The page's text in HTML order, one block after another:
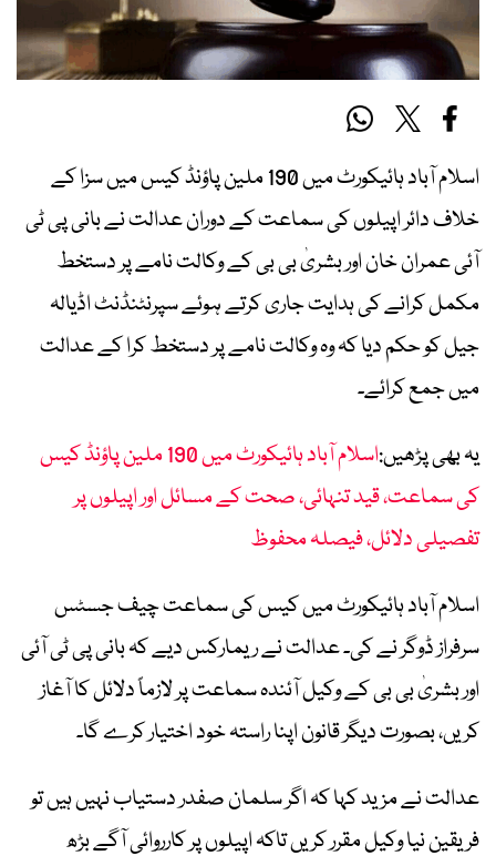
اسلام آباد ہائیکورٹ میں 190 ملین پاؤنڈ کیس میں سزا کے
خلاف دائر اپیلوں کی سماعت کے دوران عدالت نے بانی پی ٹی
آئی عمران خان اور بشریٰ بی بی کے وکالت نامے پر دستخط
مکمل کرانے کی ہدایت جاری کرتے ہوئے سپرنٹنڈنٹ اڈیالہ
جیل کو حکم دیا کہ وہ وکالت نامے پر دستخط کرا کے عدالت
میں جمع کرائے۔
یہ بھی پڑھیں:
اسلام آباد ہائیکورٹ میں 190 ملین پاؤنڈ کیس
کی سماعت، قید تنہائی، صحت کے مسائل اور اپیلوں پر
تفصیلی دلائل، فیصلہ محفوظ
اسلام آباد ہائیکورٹ میں کیس کی سماعت چیف جسٹس
سرفراز ڈوگر نے کی۔ عدالت نے ریمارکس دیے کہ بانی پی ٹی آئی
اور بشریٰ بی بی کے وکیل آئندہ سماعت پر لازماً دلائل کا آغاز
کریں، بصورت دیگر قانون اپنا راستہ خود اختیار کرے گا۔
عدالت نے مزید کہا کہ اگر سلمان صفدر دستیاب نہیں ہیں تو
فریقین نیا وکیل مقرر کریں تاکہ اپیلوں پر کارروائی آگے بڑھ